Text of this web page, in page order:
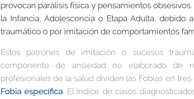
provocan parálisis física y pensamientos
la Infancia, Adolescencia o Etapa Adulta, debido
traumático o por imitación de comportamientos
Estos patrones de imitación o sucesos
componente de ansiedad no elaborado de
profesionales de la salud dividen las Fobias en
Fobia específica. El índice de casos